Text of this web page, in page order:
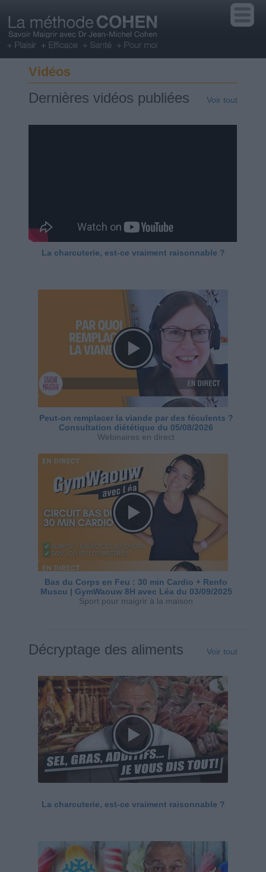
Vidéos
Dernières vidéos publiées Voir tout
La charcuterie, est-ce vraiment raisonnable ?
Peut-on remplacer la viande par des féculents ?
Consultation diététique du 05/08/2026
Webinaires en direct
Bas du Corps en Feu : 30 min Cardio + Renfo
Muscu | GymWaouw 8H avec Léa du 03/09/2025
Sport pour maigrir à la maison
Décryptage des aliments Voir tout
La charcuterie, est-ce vraiment raisonnable ?